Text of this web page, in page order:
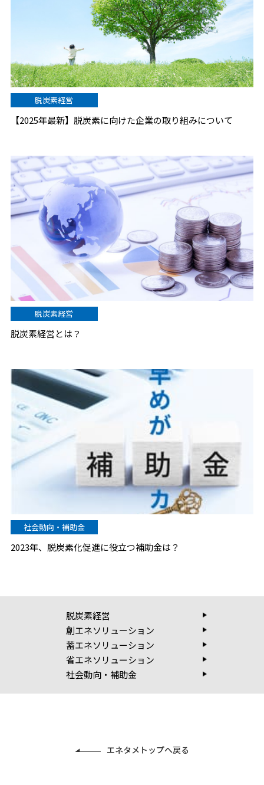
脱炭素経営
【2025年最新】脱炭素に向けた企業の取り組みについて
脱炭素経営
脱炭素経営とは？
社会動向・補助金
2023年、脱炭素化促進に役立つ補助金は？
脱炭素経営
創エネソリューション
蓄エネソリューション
省エネソリューション
社会動向・補助金
エネタメトップへ戻る